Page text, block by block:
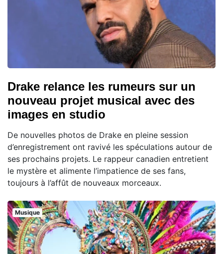
Drake relance les rumeurs sur un
nouveau projet musical avec des
images en studio
De nouvelles photos de Drake en pleine session
d’enregistrement ont ravivé les spéculations autour de
ses prochains projets. Le rappeur canadien entretient
le mystère et alimente l’impatience de ses fans,
toujours à l’affût de nouveaux morceaux.
Musique